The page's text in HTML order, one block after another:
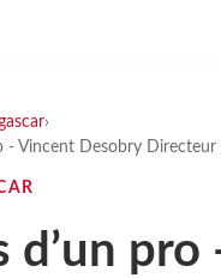
›
- Vincent Desobry
d’un